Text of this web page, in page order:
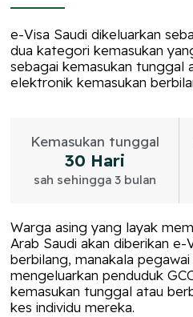
e-Visa Saudi dikeluarkan
dua kategori kemasukan
sebagai kemasukan tunggal
elektronik kemasukan
Kemasukan tunggal
30 Hari
sah sehingga 3 bulan
Warga asing yang layak
Arab Saudi akan diberikan e-
berbilang, manakala pegawai
mengeluarkan penduduk
kemasukan tunggal atau
kes individu mereka.